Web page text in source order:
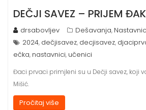
DEČJI SAVEZ – PRIJEM
drsabovljev Dešavanja,
2024, dečjisavez, decjisavez,
ečka, nastavnici, učenici
Đaci prvaci primjleni su u Dečji savez, koji
Mišić.
Pročitaj više